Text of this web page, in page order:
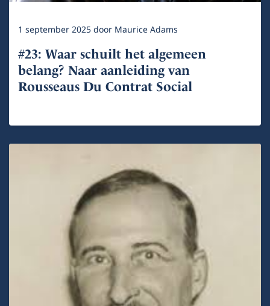
1 september 2025door Maurice Adams
#23: Waar schuilt het algemeen
belang? Naar aanleiding van
Rousseaus Du Contrat Social